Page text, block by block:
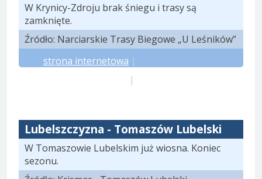
W Krynicy-Zdroju brak śniegu i trasy są
zamknięte.
Źródło: Narciarskie Trasy Biegowe „U Leśników”
strona internetowa |
|
Lubelszczyzna - Tomaszów Lubelski
W Tomaszowie Lubelskim już wiosna. Koniec
sezonu.